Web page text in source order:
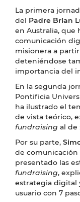
La primera
del Padre Brian
en Australia, que
comunicación
misionera a
deteniéndose
importancia del
En la segunda
Pontificia
ha ilustrado el
de vista teórico,
fundraising al de
Por su parte,
de comunicación
presentado las
fundraising,
estrategia digital
usuario con 7